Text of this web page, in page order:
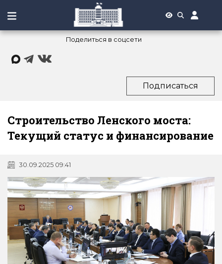
Поделиться в соцсети
Подписаться
Строительство Ленского моста:
Текущий статус и финансирование
30.09.2025 09:41